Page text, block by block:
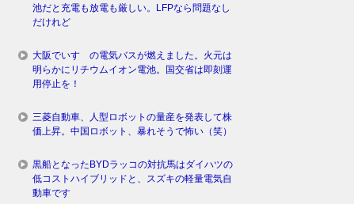
池だと充電も放電も厳しい。LFPなら問題なし
だけれど
大阪でいすゞの電気バスが燃えました。火元は
明らかにリチウムイオン電池。国交省は即刻運
用停止を！
三菱自動車、人型ロボットの量産を発表して株
価上昇。中国ロボット、暴れそうで怖い（笑）
黒船となったBYDラッコの対抗馬はダイハツの
低コストハイブリッドと、スズキの軽量電気自
動車です